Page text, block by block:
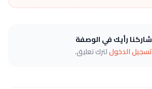
شاركنا رأيك في الوصفة
تسجيل الدخوللترك تعليق.